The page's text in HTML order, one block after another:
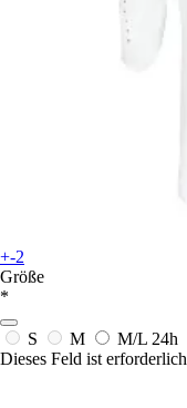
+-2
Größe
*
S M M/L 24h
Dieses Feld ist erforderlich